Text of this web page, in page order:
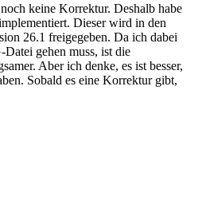
keine Korrektur. Deshalb habe
Dieser wird in den
26.1 freigegeben. Da ich dabei
gehen muss, ist die
Aber ich denke, es ist besser,
Sobald es eine Korrektur gibt,